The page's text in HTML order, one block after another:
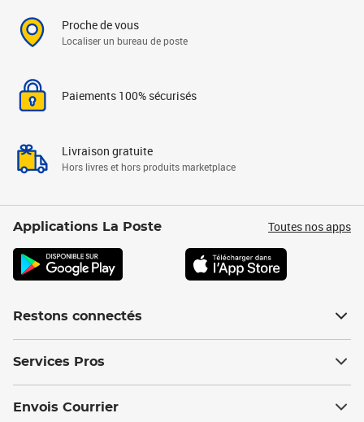
Proche de vous
Localiser un bureau de poste
Paiements 100% sécurisés
Livraison gratuite
Hors livres et hors produits marketplace
Applications La Poste Toutes nos apps
Restons connectés
Services Pros
Envois Courrier